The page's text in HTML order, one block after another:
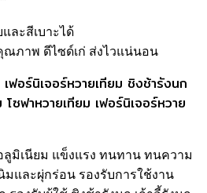
ละสีเบาะได้
ณภาพ ดีไซด์เก่ ส่งไวแน่นอน
อร์นิเจอร์หวายเทียม ชิงช้ารังนก
โซฟาหวายเทียม เฟอร์นิเจอร์หวาย
ลูมิเนียม แข็งแรง ทนทาน ทนความ
และผุ่กร่อน รองรับการใช้งาน